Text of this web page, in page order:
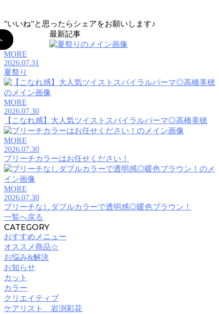
”いいね”と思ったらシェアをお願いします♪
最新記事
MORE
2026.07.31
夏祭り
MORE
2026.07.30
【こなれ感】大人気ツイストスパイラルパーマ◎高橋美穂
MORE
2026.07.30
ブリーチカラーはお任せください！
MORE
2026.07.30
ブリーチなしダブルカラーで透明感◎暖色ブラウン！
一覧へ戻る
CATEGORY
おすすめメニュー
オススメ商品☆
お悩み&解決
お知らせ
カット
カラー
クリエイティブ
ケアリスト 岩渕彩花